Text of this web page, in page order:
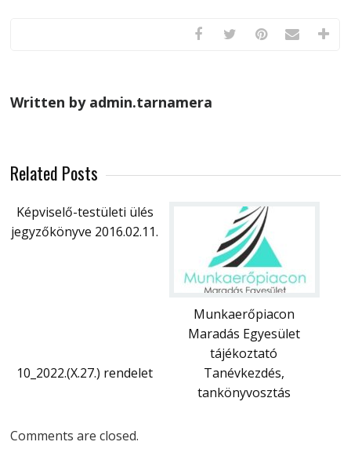
Written by admin.tarnamera
Related Posts
Képviselő-testületi ülés
jegyzőkönyve 2016.02.11.
Munkaerőpiacon
Maradás Egyesület
tájékoztató
10_2022.(X.27.) rendelet
Tanévkezdés,
tankönyvosztás
Comments are closed.